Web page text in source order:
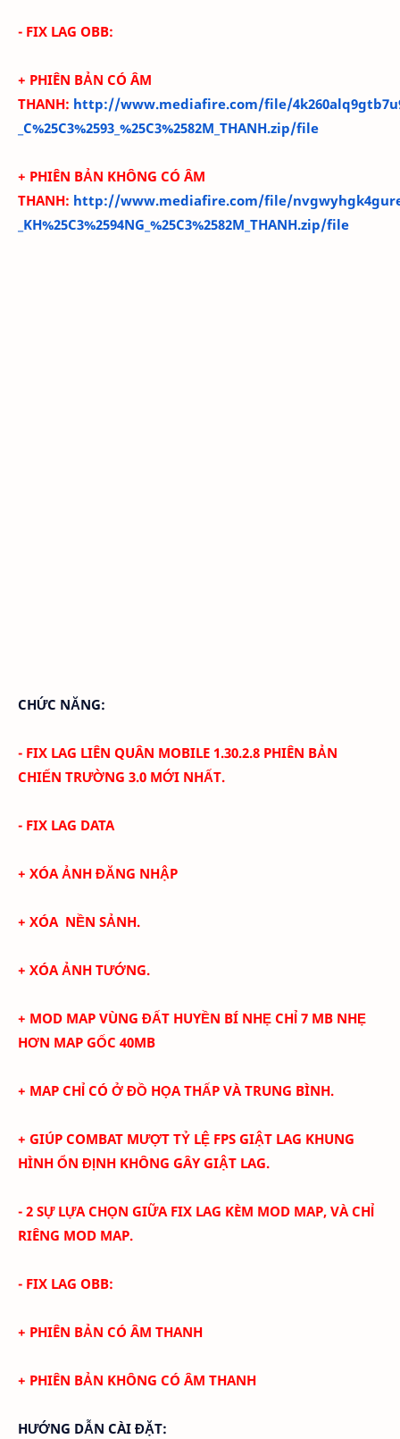
- FIX LAG OBB:
+ PHIÊN BẢN CÓ ÂM
THANH: http://www.mediafire.com/file/4k260alq9gtb7u9/
_C%25C3%2593_%25C3%2582M_THANH.zip/file
+ PHIÊN BẢN KHÔNG CÓ ÂM
THANH: http://www.mediafire.com/file/
_KH%25C3%2594NG_%25C3%2582M_THANH.zip/file
CHỨC NĂNG:
- FIX LAG LIÊN QUÂN MOBILE 1.30.2.8 PHIÊN BẢN
CHIẾN TRƯỜNG 3.0 MỚI NHẤT.
- FIX LAG DATA
+ XÓA ẢNH ĐĂNG NHẬP
+ XÓA NỀN SẢNH.
+ XÓA ẢNH TƯỚNG.
+ MOD MAP VÙNG ĐẤT HUYỀN BÍ NHẸ CHỈ 7 MB NHẸ
HƠN MAP GỐC 40MB
+ MAP CHỈ CÓ Ở ĐỒ HỌA THẤP VÀ TRUNG BÌNH.
+ GIÚP COMBAT MƯỢT TỶ LỆ FPS GIẬT LAG KHUNG
HÌNH ỔN ĐỊNH KHÔNG GÂY GIẬT LAG.
- 2 SỰ LỰA CHỌN GIỮA FIX LAG KÈM MOD MAP, VÀ CHỈ
RIÊNG MOD MAP.
- FIX LAG OBB:
+ PHIÊN BẢN CÓ ÂM THANH
+ PHIÊN BẢN KHÔNG CÓ ÂM THANH
HƯỚNG DẪN CÀI ĐẶT: